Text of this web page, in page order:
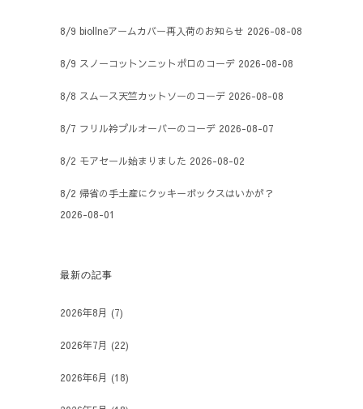
8/9 biollneアームカバー再入荷のお知らせ 2026-08-08
8/9 スノーコットンニットポロのコーデ 2026-08-08
8/8 スムース天竺カットソーのコーデ 2026-08-08
8/7 フリル衿プルオーバーのコーデ 2026-08-07
8/2 モアセール始まりました 2026-08-02
8/2 帰省の手土産にクッキーボックスはいかが？
2026-08-01
最新の記事
2026年8月 (7)
2026年7月 (22)
2026年6月 (18)